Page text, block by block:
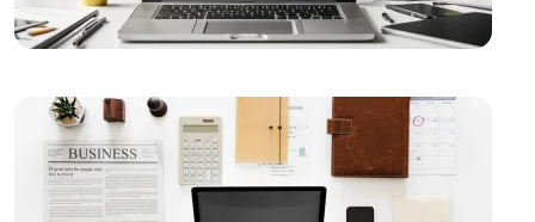
SEO Anahtar Kelime Optimizasyonu Nedir?
Farkı
Mobil Uygulama Yönetimi: Başarılı Bir Uygulama Nasıl
Yaratılır?